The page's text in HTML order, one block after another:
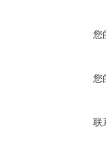
您
您
联